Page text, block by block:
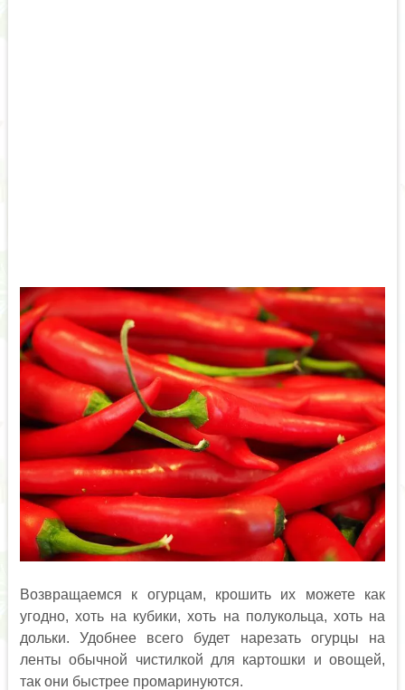
Возвращаемся к огурцам, крошить их можете как
угодно, хоть на кубики, хоть на полукольца, хоть на
дольки. Удобнее всего будет нарезать огурцы на
ленты обычной чистилкой для картошки и овощей,
так они быстрее промаринуются.